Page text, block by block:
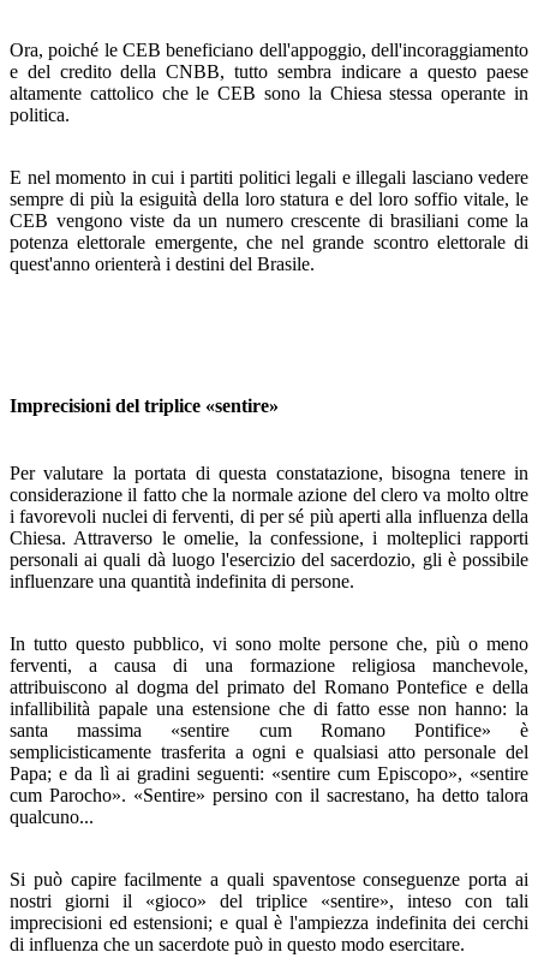
Ora, poiché le CEB beneficiano dell'appoggio, dell'inco­raggiamento
e del credito della CNBB, tutto sembra indica­re a questo paese
altamente cattolico che le CEB sono la Chiesa stessa operante in
politica.
E nel momento in cui i partiti politici legali e illegali la­sciano vedere
sempre di più la esiguità della loro statura e del loro soffio vitale, le
CEB vengono viste da un numero crescente di brasiliani come la
potenza elettorale emergente, che nel grande scontro elettorale di
quest'anno orienterà i destini del Brasile.
Imprecisioni del triplice «sentire»
Per valutare la portata di questa constatazione, bisogna tenere in
considerazione il fatto che la normale azione del clero va molto oltre
i favorevoli nuclei di ferventi, di per sé più aperti alla influenza della
Chiesa. Attraverso le omelie, la confessione, i molteplici rapporti
personali ai quali dà luogo l'esercizio del sacerdozio, gli è possibile
influenzare una quantità indefinita di persone.
In tutto questo pubblico, vi sono molte persone che, più o meno
ferventi, a causa di una formazione religiosa manche­vole,
attribuiscono al dogma del primato del Romano Pon­tefice e della
infallibilità papale una estensione che di fatto esse non hanno: la
santa massima «sentire cum Romano Pontifice» è
semplicisticamente trasferita a ogni e qualsiasi atto personale del
Papa; e da lì ai gradini seguenti: «sentire cum Episcopo», «sentire
cum Parocho». «Sentire» persino con il sacrestano, ha detto talora
qualcuno...
Si può capire facilmente a quali spaventose conseguenze porta ai
nostri giorni il «gioco» del triplice «sentire», inteso con tali
imprecisioni ed estensioni; e qual è l'ampiezza in­definita dei cerchi
di influenza che un sacerdote può in que­sto modo esercitare.